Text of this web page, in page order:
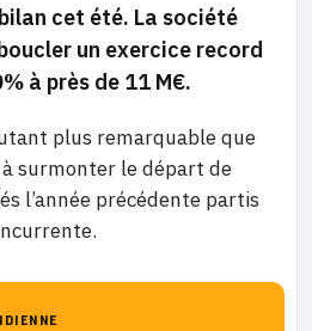
cet été. La société
un exercice record
à près de 11 M€.
plus remarquable que
surmonter le départ de
l’année précédente partis